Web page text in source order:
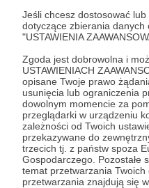
Jeśli chcesz dostosować
dotyczące zbierania danych
"USTAWIENIA
Zgoda jest dobrowolna i
USTAWIENIACH
opisane Twoje prawo
usunięcia lub ograniczenia
dowolnym momencie za
przeglądarki w urządzeniu
zależności od Twoich
przekazywane do
trzecich tj. z państw spoza
Gospodarczego. Pozostałe
temat przetwarzania
przetwarzania znajdują się
z przyszłością/fot.
MiroMar Mirosławiec TB2
dron Ukraina "Polska
Udostępnij